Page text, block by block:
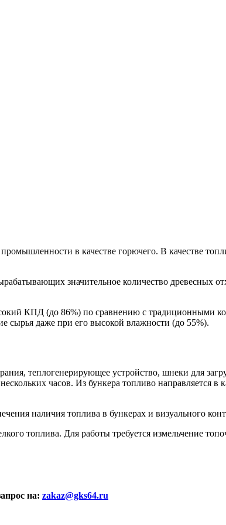
в качестве горючего. В качестве
значительное количество древесных
КПД (до 86%) по сравнению с традиционными
сырья даже при его высокой влажности (до 55%).
теплогенерирующее устройство, шнеки для
часов. Из бункера топливо направляется в
наличия топлива в бункерах и визуального
топлива. Для работы требуется измельчение
на: zakaz@gks64.ru